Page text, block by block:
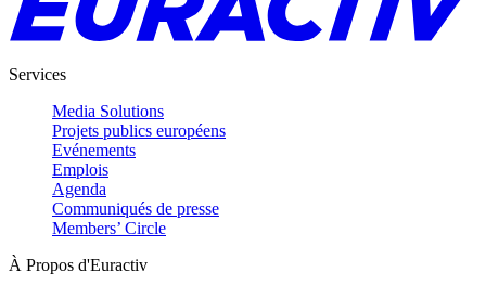
Services
Media Solutions
Projets publics européens
Evénements
Emplois
Agenda
Communiqués de presse
Members’ Circle
À Propos d'Euractiv